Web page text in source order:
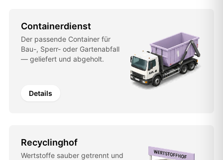
Containerdienst
Der passende Container für
Bau-, Sperr- oder Gartenabfall
— geliefert und abgeholt.
Details
Recyclinghof
Wertstoffe sauber getrennt und